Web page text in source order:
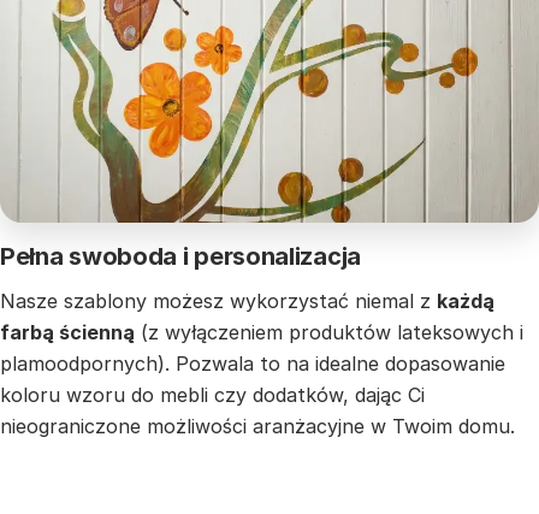
Pełna swoboda i personalizacja
Nasze szablony możesz wykorzystać niemal z każdą
farbą ścienną (z wyłączeniem produktów lateksowych i
plamoodpornych). Pozwala to na idealne dopasowanie
koloru wzoru do mebli czy dodatków, dając Ci
nieograniczone możliwości aranżacyjne w Twoim domu.